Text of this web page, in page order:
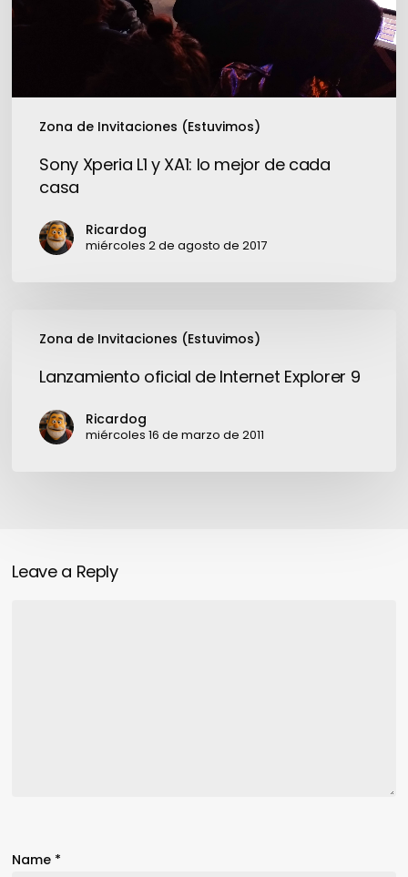
Zona de Invitaciones (Estuvimos)
mejor
Sony Xperia L1 y XA1: lo mejor de cada
casa
Ricardog
miércoles 2 de agosto de 2017
Zona de Invitaciones (Estuvimos)
oficial
Internet
Explorer
Lanzamiento oficial de Internet Explorer 9
Ricardog
miércoles 16 de marzo de 2011
Leave a Reply
Name *